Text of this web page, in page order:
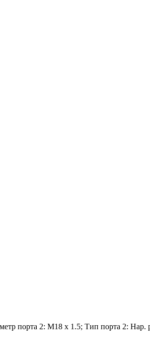
порта 2: M18 x 1.5; Тип порта 2: Нар.